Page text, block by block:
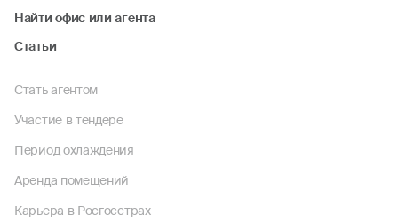
Найти офис или агента
Статьи
Стать агентом
Участие в тендере
Период охлаждения
Аренда помещений
Карьера в Росгосстрах